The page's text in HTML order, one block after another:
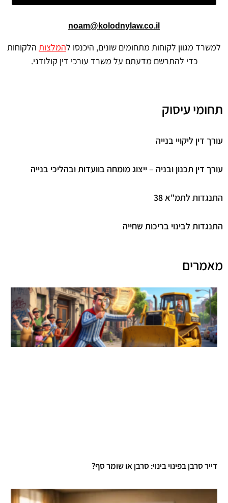
noam@kolodnylaw.co.il
למשרד מגוון לקוחות מתחומים שונים, היכנסו להמלצות הלקוחות
כדי להתרשם מדעתם על משרד עורכי דין קולודני.
תחומי עיסוק
עורך דין ליקויי בנייה
עורך דין תכנון ובניה – ייצוג מומחה בוועדות ובהליכי בנייה
התנגדות לתמ"א 38
התנגדות לבינוי בריכות שחייה
מאמרים
דייר סרבן בפינוי בינוי: סרבן או שומר סף?